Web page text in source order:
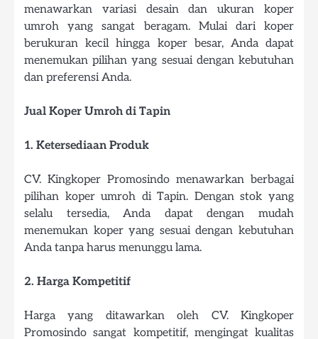
menawarkan variasi desain dan ukuran koper
umroh yang sangat beragam. Mulai dari koper
berukuran kecil hingga koper besar, Anda dapat
menemukan pilihan yang sesuai dengan kebutuhan
dan preferensi Anda.
Jual Koper Umroh di Tapin
1. Ketersediaan Produk
CV. Kingkoper Promosindo menawarkan berbagai
pilihan koper umroh di Tapin. Dengan stok yang
selalu tersedia, Anda dapat dengan mudah
menemukan koper yang sesuai dengan kebutuhan
Anda tanpa harus menunggu lama.
2. Harga Kompetitif
Harga yang ditawarkan oleh CV. Kingkoper
Promosindo sangat kompetitif, mengingat kualitas